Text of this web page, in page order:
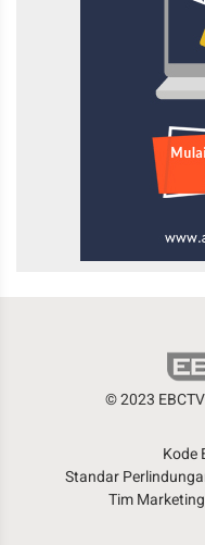
© 2023
Kode
Standar
Tim Marketing